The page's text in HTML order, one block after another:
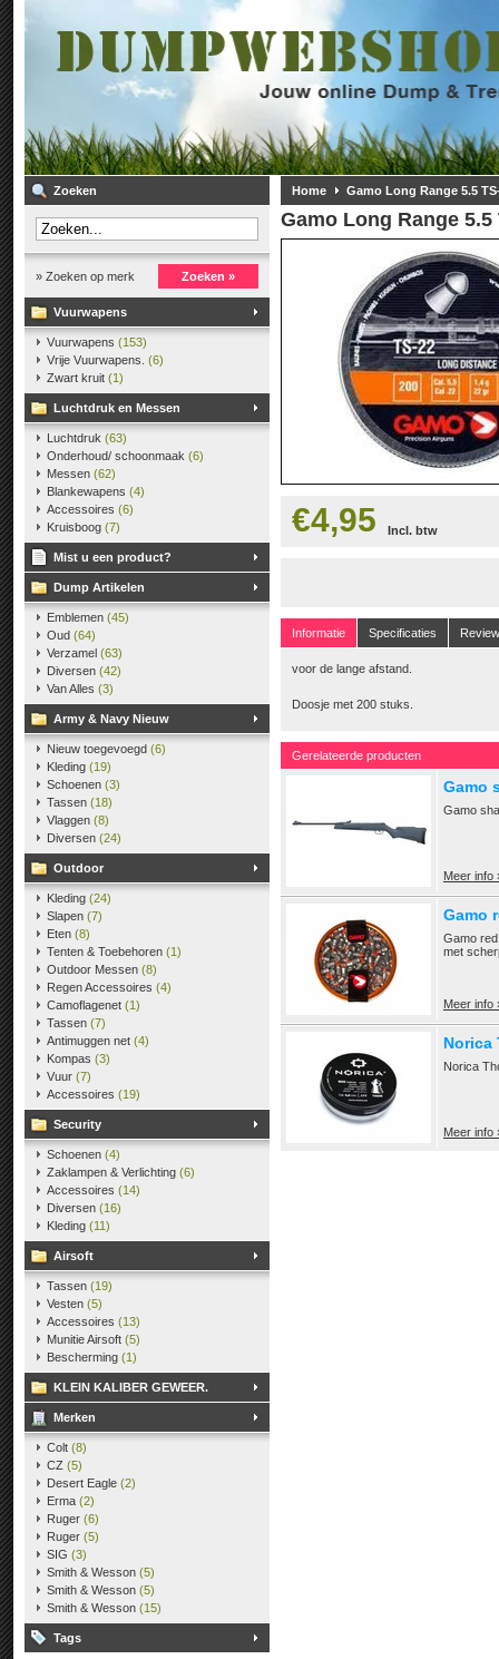
Zoeken
» Zoeken op merk Zoeken »
Vuurwapens
Vuurwapens (153)
Vrije Vuurwapens. (6)
Zwart kruit (1)
Luchtdruk en Messen
Luchtdruk (63)
Onderhoud/ schoonmaak (6)
Messen (62)
Blankewapens (4)
Accessoires (6)
Kruisboog (7)
Mist u een product?
Dump Artikelen
Emblemen (45)
Oud (64)
Verzamel (63)
Diversen (42)
Van Alles (3)
Army & Navy Nieuw
Nieuw toegevoegd (6)
Kleding (19)
Schoenen (3)
Tassen (18)
Vlaggen (8)
Diversen (24)
Outdoor
Kleding (24)
Slapen (7)
Eten (8)
Tenten & Toebehoren (1)
Outdoor Messen (8)
Regen Accessoires (4)
Camoflagenet (1)
Tassen (7)
Antimuggen net (4)
Kompas (3)
Vuur (7)
Accessoires (19)
Security
Schoenen (4)
Zaklampen & Verlichting (6)
Accessoires (14)
Diversen (16)
Kleding (11)
Airsoft
Tassen (19)
Vesten (5)
Accessoires (13)
Munitie Airsoft (5)
Bescherming (1)
KLEIN KALIBER GEWEER.
Merken
Colt (8)
CZ (5)
Desert Eagle (2)
Erma (2)
Ruger (6)
Ruger (5)
SIG (3)
Smith & Wesson (5)
Smith & Wesson (5)
Smith & Wesson (15)
Tags
Home Gamo Long Range 5.5
Gamo Long Range 5.5
€4,95 Incl. btw
Informatie Specificaties
voor de lange afstand.
Doosje met 200 stuks.
Gerelateerde producten
Gamo
Gamo
Meer info
Gamo
Gamo
met
Meer info
Norica
Norica
Meer info